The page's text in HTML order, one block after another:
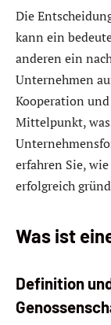
Die
kann ein
anderen ein
Unternehmen
Kooperation
Mittelpunkt,
erfahren Sie,
erfolgreich
Was ist
Definition